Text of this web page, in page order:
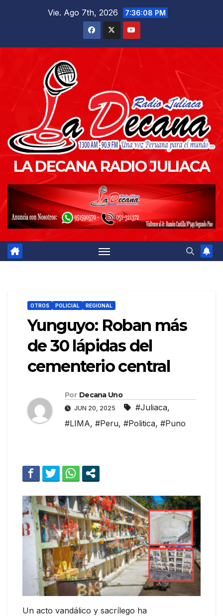
Vie. Ago 7th, 2026 7:36:09 PM
LA DECANA RADIO JULIACA
OTROS POLICIAL REGIONAL
Yunguyo: Roban más
de 30 lápidas del
cementerio central
Por Decana Uno
JUN 20, 2025 #Juliaca,
#LIMA, #Peru, #Politica, #Puno
Un acto vandálico y sacrílego ha